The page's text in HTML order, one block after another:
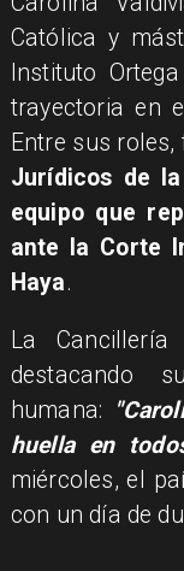
Católica y
Instituto
trayectoria en
Entre sus
Jurídicos de
equipo que
ante la Corte
Haya.
La
destacando
humana:
huella en
miércoles, el
con un día de